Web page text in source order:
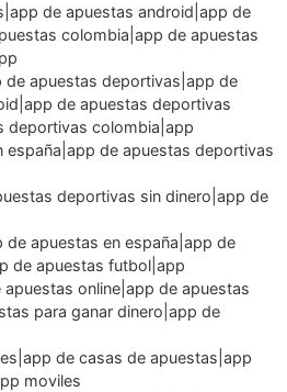
de apuestas android|app de
colombia|app de apuestas
apuestas deportivas|app de
de apuestas deportivas
deportivas colombia|app
españa|app de apuestas deportivas
deportivas sin dinero|app de
apuestas en españa|app de
de apuestas futbol|app
online|app de apuestas
para ganar dinero|app de
de casas de apuestas|app
moviles